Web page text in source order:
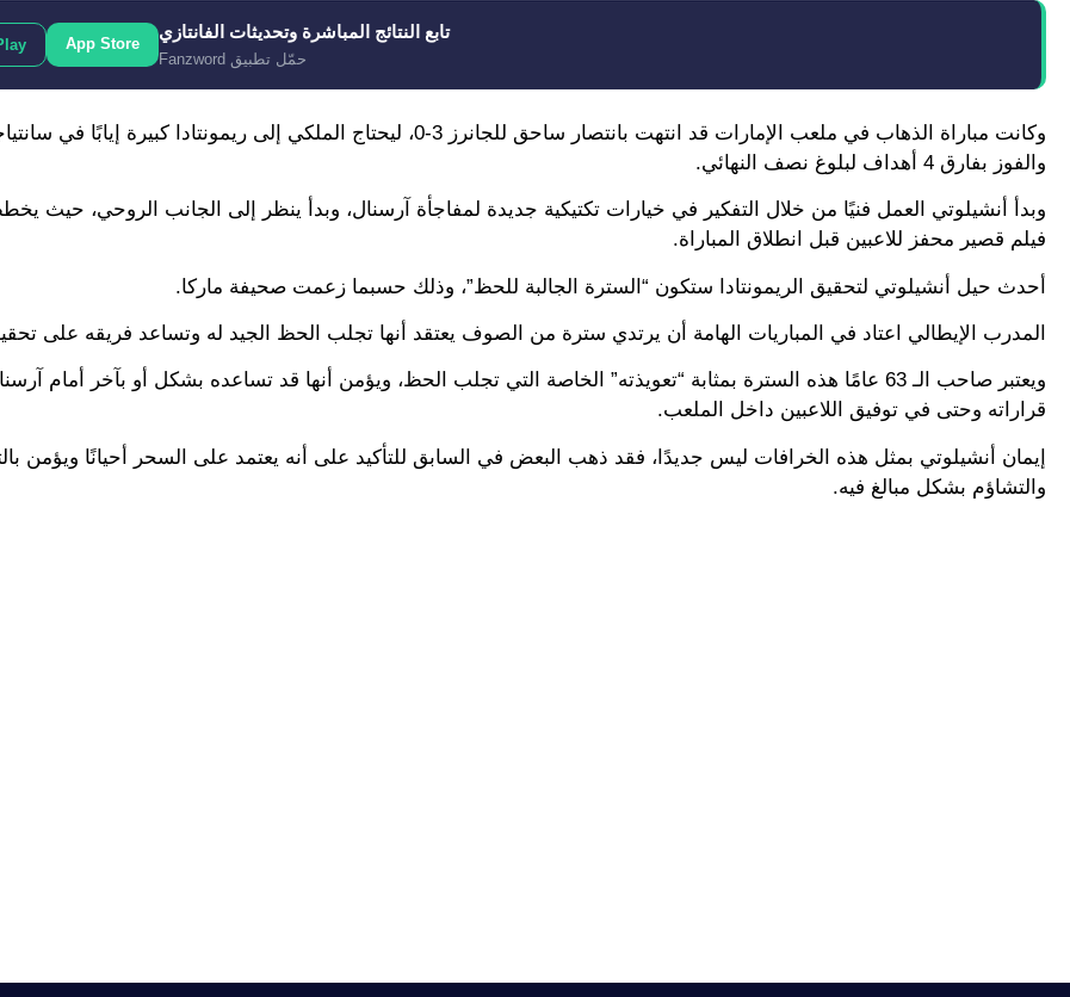
تابع النتائج المباشرة وتحديثات الفانتازي
حمّل تطبيق Fanzword
App Store
وكانت مباراة الذهاب في ملعب الإمارات قد انتهت بانتصار ساحق للجانرز 3-0، ليحتاج الملكي إلى ريمونتادا كبيرة
والفوز بفارق 4 أهداف لبلوغ نصف النهائي.
وبدأ أنشيلوتي العمل فنيًا من خلال التفكير في خيارات تكتيكية جديدة لمفاجأة آرسنال، وبدأ ينظر إلى الجانب الروحي، حيث
فيلم قصير محفز للاعبين قبل انطلاق المباراة.
أحدث حيل أنشيلوتي لتحقيق الريمونتادا ستكون “السترة الجالبة للحظ”، وذلك حسبما زعمت صحيفة ماركا.
المدرب الإيطالي اعتاد في المباريات الهامة أن يرتدي سترة من الصوف يعتقد أنها تجلب الحظ الجيد له وتساعد فريقه على
ويعتبر صاحب الـ 63 عامًا هذه السترة بمثابة “تعويذته” الخاصة التي تجلب الحظ، ويؤمن أنها قد تساعده بشكل أو بآخر أمام
قراراته وحتى في توفيق اللاعبين داخل الملعب.
إيمان أنشيلوتي بمثل هذه الخرافات ليس جديدًا، فقد ذهب البعض في السابق للتأكيد على أنه يعتمد على السحر أحيانًا ويؤمن
والتشاؤم بشكل مبالغ فيه.